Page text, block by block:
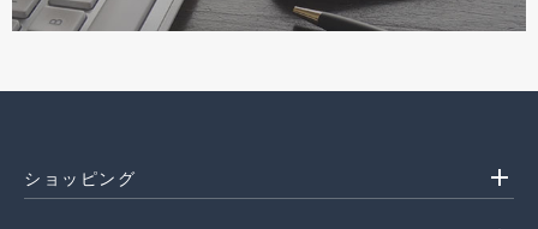
ショッピング add